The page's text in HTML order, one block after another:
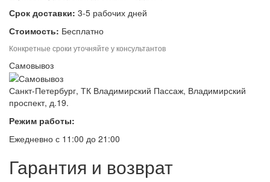
Срок доставки: 3-5 рабочих дней
Стоимость: Бесплатно
Конкретные сроки уточняйте у консультантов
Самовывоз
Санкт-Петербург, ТК Владимирский Пассаж, Владимирский
проспект, д.19.
Режим работы:
Ежедневно с 11:00 до 21:00
Гарантия и возврат